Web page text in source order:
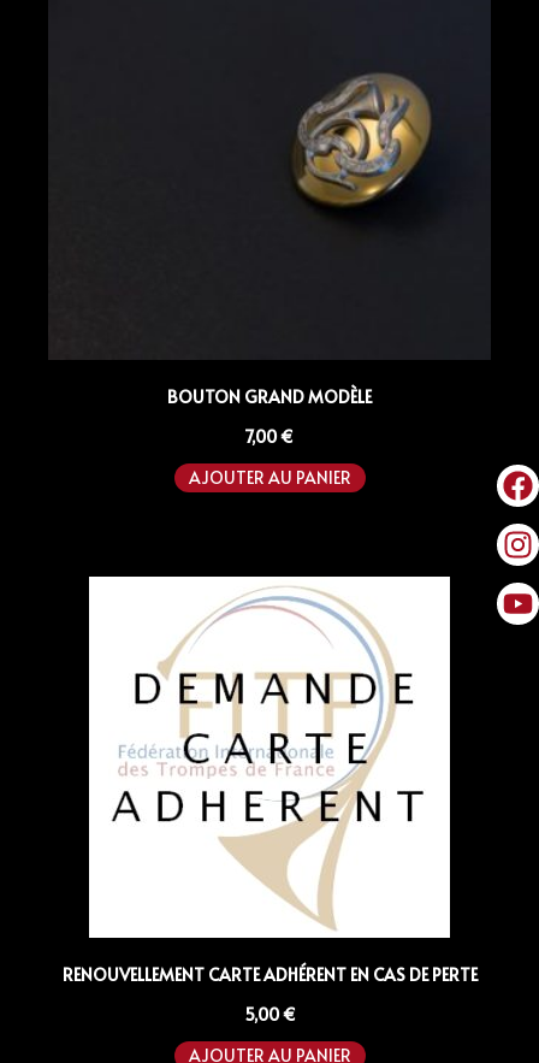
BOUTON GRAND MODÈLE
7,00€
AJOUTER AU PANIER
RENOUVELLEMENT CARTE ADHÉRENT EN CAS DE PERTE
5,00€
AJOUTER AU PANIER